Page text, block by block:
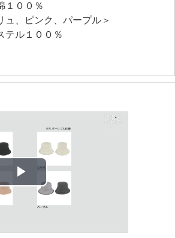
１００％
ュ、ピンク、パープル＞
テル１００％
５８ｃｍ
幅）：約７ｃｍ
示ラベル）】
酸素系漂白不可
可
干し
不可
グ：不可
ング：可
アラベル）】
変退色注意
Play
Video